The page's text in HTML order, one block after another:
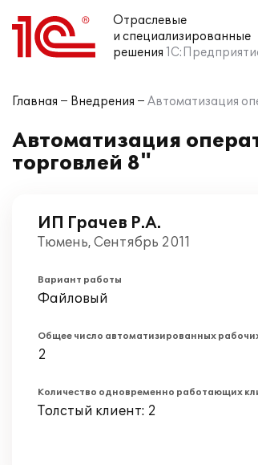
Отраслевые
и специализированные
решения
Главная Внедрения Автоматизация
Автоматизация
торговлей 8"
ИП Грачев Р.А.
Тюмень, Сентябрь 2011
Вариант работы
Файловый
Общее число автоматизированных
2
Количество одновременно работающих
Толстый клиент: 2